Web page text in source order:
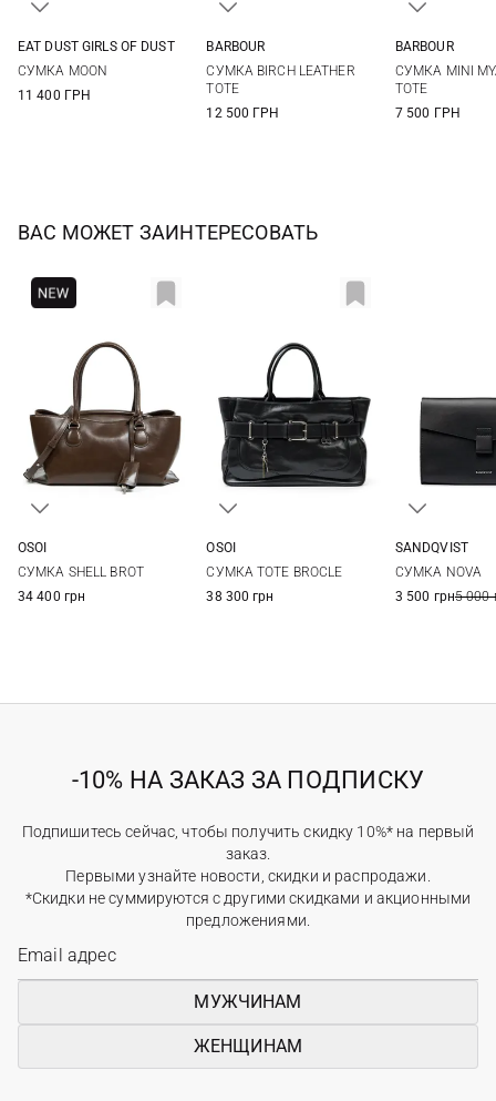
EAT DUST GIRLS OF DUST
СУМКА MOON
11 400 ГРН
BARBOUR
СУМКА BIRCH LEATHER
TOTE
12 500 ГРН
BARBOUR
СУМКА MINI
TOTE
7 500 ГРН
ВАС МОЖЕТ ЗАИНТЕРЕСОВАТЬ
OSOI
СУМКА SHELL BROT
34 400 грн
OSOI
СУМКА TOTE BROCLE
38 300 грн
SANDQVIST
СУМКА NOVA
3 500 грн5 000
-10% НА ЗАКАЗ ЗА ПОДПИСКУ
Подпишитесь сейчас, чтобы получить скидку 10%* на первый
заказ.
Первыми узнайте новости, скидки и распродажи.
*Скидки не суммируются с другими скидками и акционными
предложениями.
МУЖЧИНАМ
ЖЕНЩИНАМ